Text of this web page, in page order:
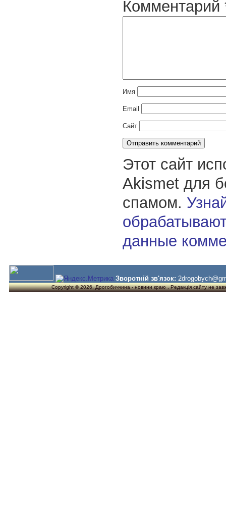
Комментарий
Имя
Email
Сайт
Этот сайт
Akismet для
спамом.
данные
Зворотній зв'язок:
Copyright © 2026. Дрогобиччина - новини краю . Редакція сайту не